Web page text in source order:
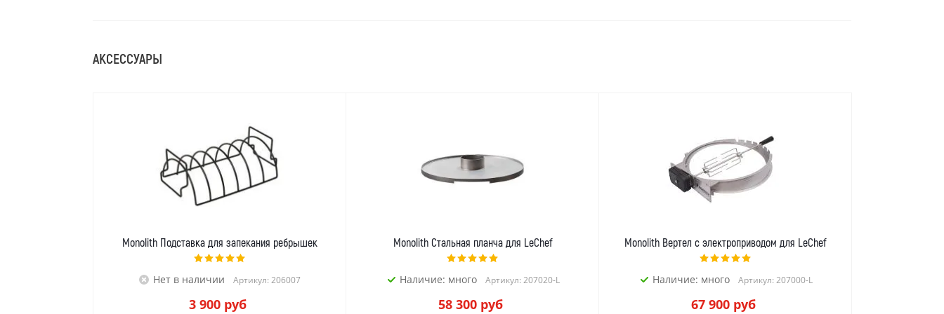
АКСЕССУАРЫ
Monolith Подставка для запекания ребрышек
Нет в наличии Артикул: 206007
3 900руб
Monolith Стальная планча для LeChef
Наличие: много Артикул: 207020-L
58 300руб
Monolith Вертел с электроприводом для LeChef
Наличие: много Артикул: 207000-L
67 900руб